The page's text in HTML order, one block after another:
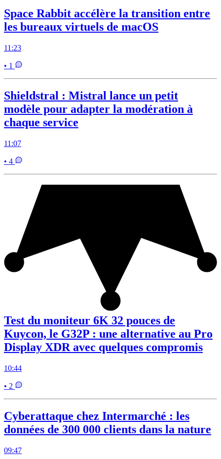
Space Rabbit accélère la transition entre
les bureaux virtuels de macOS
11:23
• 1
Shieldstral : Mistral lance un petit
modèle pour adapter la modération à
chaque service
11:07
• 4
Test du moniteur 6K 32 pouces de
Kuycon, le G32P : une alternative au Pro
Display XDR avec quelques compromis
10:44
• 2
Cyberattaque chez Intermarché : les
données de 300 000 clients dans la nature
09:47